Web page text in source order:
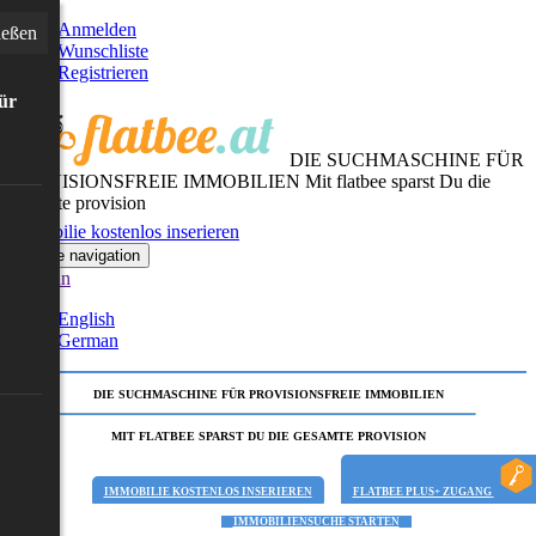
Anmelden
Wunschliste
Registrieren
DIE SUCHMASCHINE FÜR
PROVISIONSFREIE IMMOBILIEN Mit flatbee sparst Du die
gesamte provision
Immobilie kostenlos inserieren
Toggle navigation
German
English
German
DIE SUCHMASCHINE FÜR PROVISIONSFREIE IMMOBILIEN
MIT FLATBEE SPARST DU DIE GESAMTE PROVISION
IMMOBILIE KOSTENLOS INSERIEREN FLATBEE PLUS+ ZUGANG
IMMOBILIENSUCHE STARTEN